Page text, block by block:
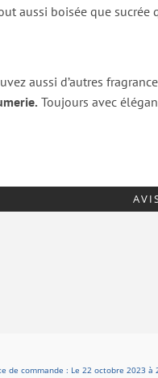
aussi boisée que
aussi d’autres
Toujours avec
de commande : Le 22 octobre 2023 à